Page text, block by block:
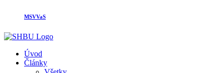
MSVVaS
Úvod
Články